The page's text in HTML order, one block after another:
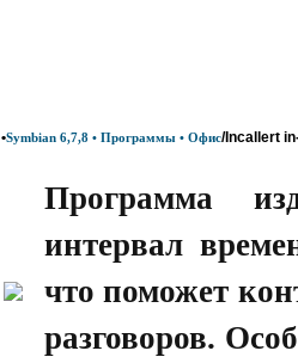
•Symbian 6,7,8 • Программы • Офис/Incallert
Программа
интервал
что поможет
разговоров.